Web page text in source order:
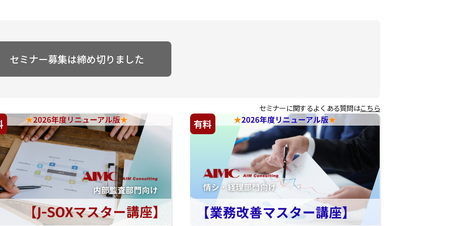
セミナー募集は締め切りました
セミナーに関するよくある質問はこちら
有料